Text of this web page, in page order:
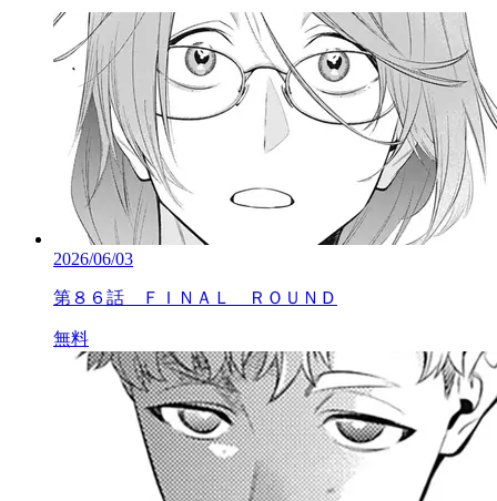
2026/06/03
第８６話 ＦＩＮＡＬ ＲＯＵＮＤ
無料